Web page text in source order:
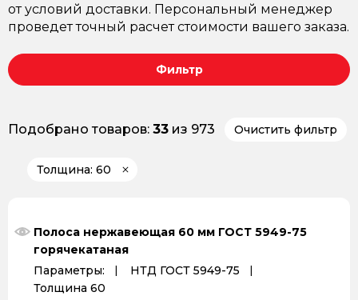
от условий доставки. Персональный менеджер
проведет точный расчет стоимости вашего заказа.
Фильтр
Подобрано товаров: 33 из 973 Очистить фильтр
Толщина: 60
Полоса нержавеющая 60 мм ГОСТ 5949-75
горячекатаная
Параметры:
НТД ГОСТ 5949-75
Толщина 60